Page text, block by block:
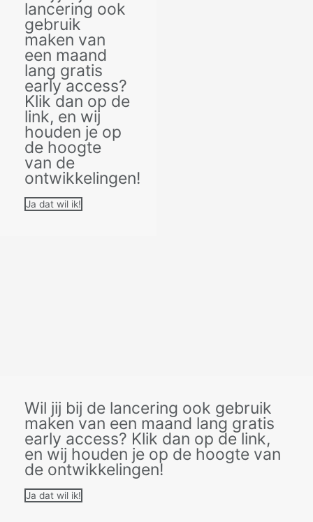
lancering ook
gebruik
maken van
een maand
lang gratis
early access?
Klik dan op de
link, en wij
houden je op
de hoogte
van de
ontwikkelingen!
Ja dat wil ik!
Wil jij bij de lancering ook gebruik
maken van een maand lang gratis
early access? Klik dan op de link,
en wij houden je op de hoogte van
de ontwikkelingen!
Ja dat wil ik!